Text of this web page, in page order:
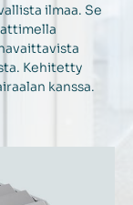
ilmaa. Se
Kehitetty
kanssa.